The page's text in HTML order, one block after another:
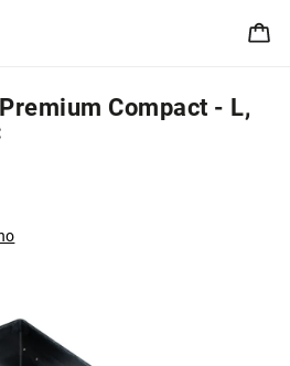
Compact - L,